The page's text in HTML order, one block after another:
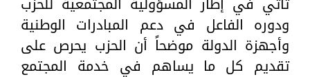
ودوره الفاعل في دعم المبادرات الوطنية
وأجهزة الدولة موضحاً أن الحزب يحرص على
تقديم كل ما يساهم في خدمة المجتمع